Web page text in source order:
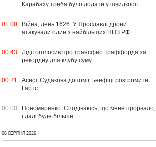
Карабаху треба було додати у швидкості
01:00
Війна, день 1626. У Ярославлі дрони
атакували один з найбільших НПЗ РФ
00:43
Лідс оголосив про трансфер Траффорда за
рекордну для клубу суму
00:21
Асист Судакова допоміг Бенфіці розгромити
Гартс
00:00
Пономаренко: Сподіваюсь, що мене прорвало,
і далі буде більше
06 СЕРПНЯ 2026